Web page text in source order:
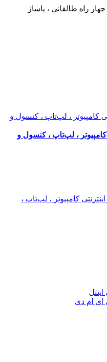
راه طالقانی ، پاساژ
، لپ‌تاپ ، کنسول و
ای ام دی